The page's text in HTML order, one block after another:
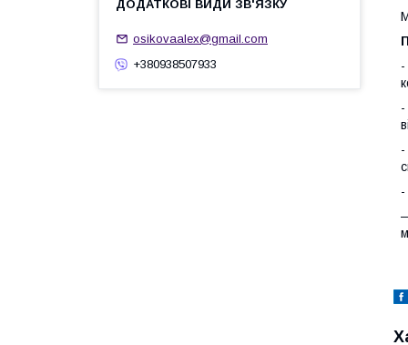
-
-
-
-
osikovaalex@gmail.com
+380938507933